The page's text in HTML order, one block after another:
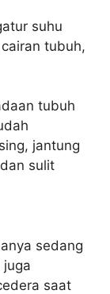
suhu
tubuh,
tubuh
jantung
sulit
sedang
saat